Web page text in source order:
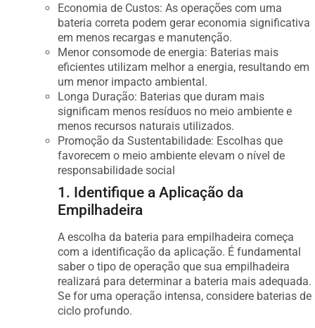
Economia de Custos: As operações com uma
bateria correta podem gerar economia significativa
em menos recargas e manutenção.
Menor consomode de energia: Baterias mais
eficientes utilizam melhor a energia, resultando em
um menor impacto ambiental.
Longa Duração: Baterias que duram mais
significam menos resíduos no meio ambiente e
menos recursos naturais utilizados.
Promoção da Sustentabilidade: Escolhas que
favorecem o meio ambiente elevam o nível de
responsabilidade social
1. Identifique a Aplicação da
Empilhadeira
A escolha da bateria para empilhadeira começa
com a identificação da aplicação. É fundamental
saber o tipo de operação que sua empilhadeira
realizará para determinar a bateria mais adequada.
Se for uma operação intensa, considere baterias de
ciclo profundo.